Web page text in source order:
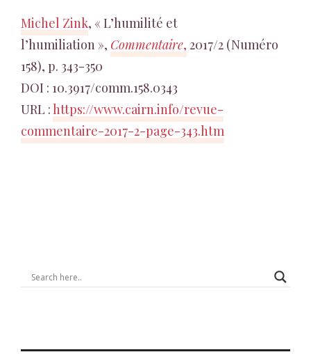
Michel Zink, « L’humilité et
l’humiliation », Commentaire, 2017/2 (Numéro
158), p. 343-350
DOI : 10.3917/comm.158.0343
URL :https://www.cairn.info/revue-
commentaire-2017-2-page-343.htm